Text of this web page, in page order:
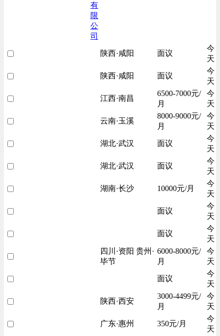
有
限
公
司
陕西·咸阳 面议
今
天
陕西·咸阳 面议
今
天
江西·南昌
6500-7000元/
月
今
天
云南·玉溪
8000-9000元/
月
今
天
湖北·武汉 面议
今
天
湖北·武汉 面议
今
天
湖南·长沙 10000元/月
今
天
面议
今
天
面议
今
天
四川·资阳 贵州·
毕节
6000-8000元/
月
今
天
面议
今
天
陕西·西安
3000-4499元/
月
今
天
广东·惠州 350元/月
今
天